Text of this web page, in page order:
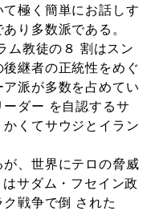
極く簡単にお話しす
り多数派である。
ム教徒の８ 割はスン
継者の正統性をめぐ
派が多数を占めてい
ダー を自認するサ
くてサウジとイラン
、世界にテロの脅威
サダム・フセイン政
戦争で倒 された